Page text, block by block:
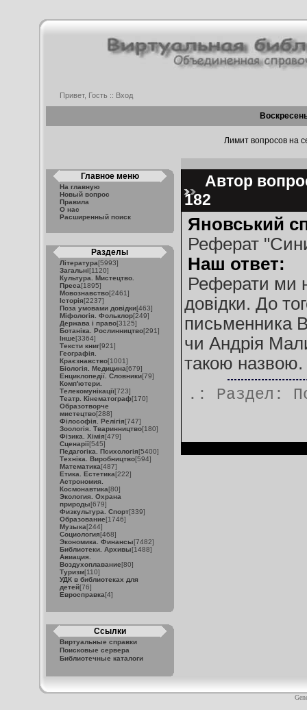
Привет, Гость :: Вход
Лимит вопросов на
Главное меню
На главную
Новый вопрос
Правила
О нас
Расширенный поиск
Разделы
Література[5993]
Загальні[1120]
Культура. Мистецтво.
Преса[1895]
Мовознавство[2461]
Історія[2237]
Поза умовами довідки[463]
Міфологія. Фольклор[249]
Держава і право[3125]
Ботаніка. Рослинництво[291]
Інше[3364]
Тексти книг[921]
Географія.
Краєзнавство[1001]
Біологія. Медицина[679]
Енциклопедії. Словники[79]
Комп'ютери.
Телекомунікації[723]
Театр. Кінематограф[170]
Образотворче
мистецтво[288]
Філософія. Релігія[747]
Зоологія. Тваринництво[180]
Фізика. Хімія[479]
Сценарії[545]
Педагогіка. Психологія[5400]
Техніка. Виробництво[594]
Математика[487]
Етика. Естетика[222]
Астрономия.
Космонавтика[80]
Экология. Охрана
природы[679]
Физкультура. Спорт[339]
Образование[1746]
Музыка[244]
Социология[468]
Экономика. Финансы[7482]
Библиотеки. Архивы[1488]
Авиация.
Воздухоплавание[80]
Туризм[110]
УДК в библиотеках для
детей[76]
Евросправка[4]
Ссылки
Виртуальные справки
Поисковые сервера
Библиотечные каталоги
Автор
182
Яновський
Реферат
Наш ответ:
Реферати ми
довідки. До
письменника
чи Андрія
такою назвою.
.: Раздел: